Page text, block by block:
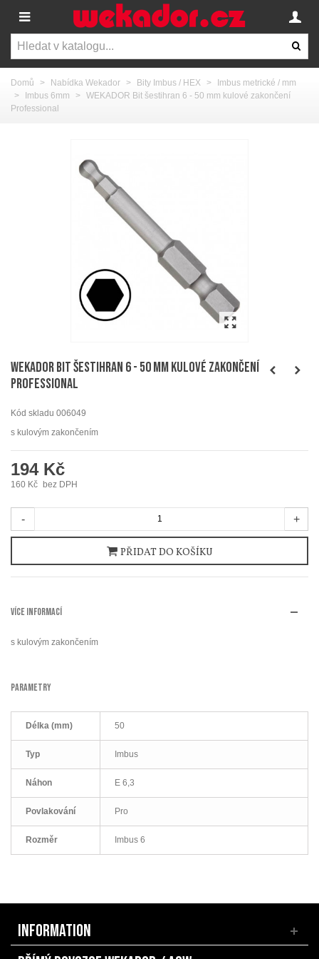
Domů > Nabídka Wekador > Bity Imbus / HEX >
Imbus metrické / mm
>
Imbus 6mm > WEKADOR Bit šestihran 6 - 50 mm kulové zakončení
Professional
WEKADOR Bit šestihran 6 - 50 mm kulové zakončení
Professional
Kód skladu 006049
s kulovým zakončením
194 Kč
160 Kč bez DPH
- +
PŘIDAT DO KOŠÍKU
VÍCE INFORMACÍ
s kulovým zakončením
PARAMETRY
Délka (mm) 50
Typ Imbus
Náhon E 6,3
Povlakování Pro
Rozměr Imbus 6
INFORMATION